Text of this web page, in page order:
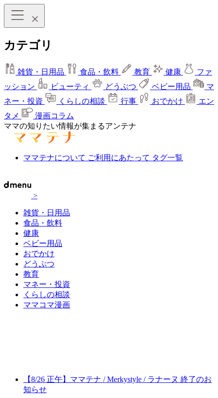
カテゴリ
雑貨・日用品 食品・飲料 教育 健康
ファ
ッション
ビューティ どうぶつ ベビー用品
マ
ネー・投資
くらしの相談 行事 おでかけ
エン
タメ
漫画コラム
ママの知りたい情報が集まるアンテナ
ママテナについて ご利用にあたって タグ一覧
>
雑貨・日用品
食品・飲料
健康
ベビー用品
おでかけ
どうぶつ
教育
マネー・投資
くらしの相談
ママコマ漫画
【8/26 正午】ママテナ / Merkystyle / ラナーヌ 終了のお
知らせ